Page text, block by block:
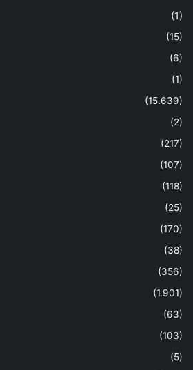
(1)
(15)
(6)
(1)
(15.639)
(2)
(217)
(107)
(118)
(25)
(170)
(38)
(356)
(1.901)
(63)
(103)
(5)